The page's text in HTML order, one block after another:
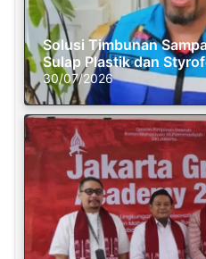
Solusi Timbunan
Sulap Plastik dan
30/07/2026